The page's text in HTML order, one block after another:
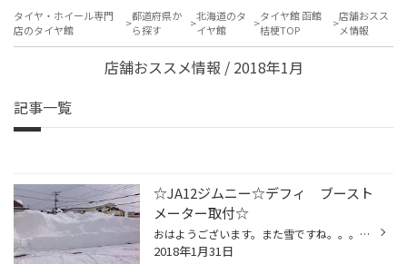
タイヤ・ホイール専門
店のタイヤ館
都道府県か
ら探す
北海道のタ
イヤ館
タイヤ館 函館
桔梗TOP
店舗おスス
メ情報
店舗おススメ情報 / 2018年1月
記事一覧
☆JA12ジムニー☆デフィ ブースト
メーター取付☆
おはようございます。また雪ですね。。。もういいかげんにしてほしい。。。 もう駐車場の雪山もポンコツ除雪機で積み上げられる高さも限界に（・・；） そろそろお金を払って排雪しなきゃなくなりそうです（Ｔ Ｔ） 道路脇の雪もどんどん高くなります。。。 昨日はＪＡ１２ジムニーにメーターを取付...
2018年1月31日